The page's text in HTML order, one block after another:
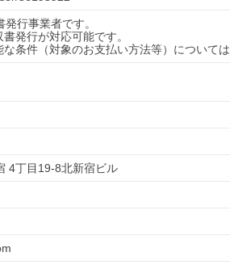
行事業者です。
発行が対応可能です。
条件（対象のお支払い方法等）については
4丁目19-8北新宿ビル